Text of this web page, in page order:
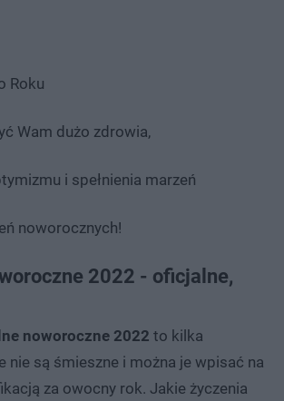
Roku
Wam dużo zdrowia,
i spełnienia marzeń
noworocznych!
2022 - oficjalne,
noworoczne 2022 to kilka
nie są śmieszne i można je wpisać na
za owocny rok. Jakie życzenia